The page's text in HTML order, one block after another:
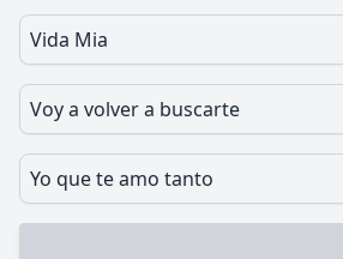
Vida Mia
Voy a volver a buscarte
Yo que te amo tanto